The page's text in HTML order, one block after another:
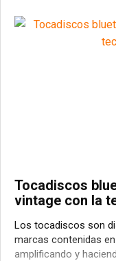
Tocadiscos
vintage con la
Los tocadiscos son
marcas contenidas
amplificando y